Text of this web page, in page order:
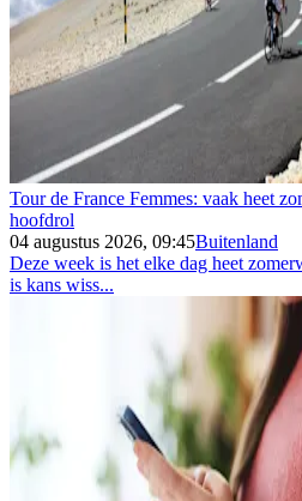
Tour de France Femmes: vaak heet
hoofdrol
04 augustus 2026, 09:45Buitenland
Deze week is het elke dag heet
is kans wiss...